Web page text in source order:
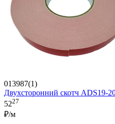
013987(1)
Двухсторонний скотч ADS19-
5227
₽/м